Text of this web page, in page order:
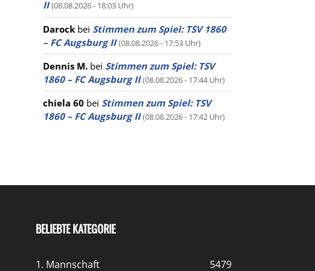
II (08.08.2026 - 18:03 Uhr)
Darock bei Stimmen zum Spiel: TSV 1860
– FC Augsburg II (08.08.2026 - 17:53 Uhr)
Dennis M. bei Stimmen zum Spiel: TSV
1860 – FC Augsburg II (08.08.2026 - 17:44 Uhr)
chiela 60 bei Stimmen zum Spiel: TSV
1860 – FC Augsburg II (08.08.2026 - 17:42 Uhr)
BELIEBTE KATEGORIE
1. Mannschaft 5479